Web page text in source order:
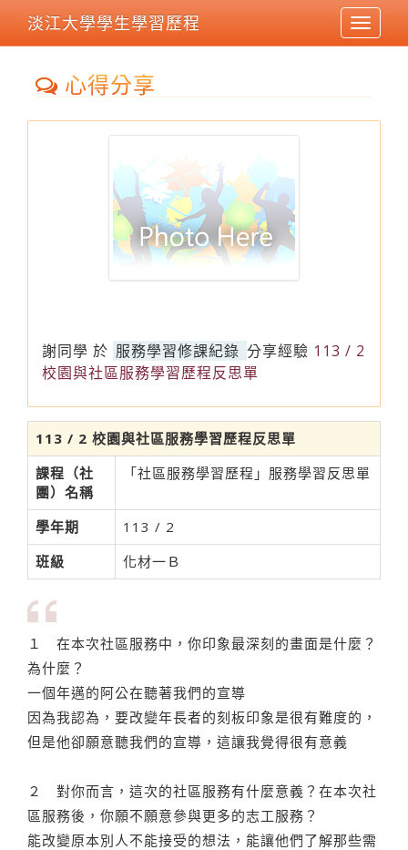
Toggle
淡江大學學生學習歷程
心得分享
謝同學 於 服務學習修課紀錄 分享經驗 113 / 2
校園與社區服務學習歷程反思單
113 / 2 校園與社區服務學習歷程反思單
課程（社
團）名稱
「社區服務學習歷程」服務學習反思單
學年期
113 / 2
班級
化材一Ｂ
１ 在本次社區服務中，你印象最深刻的畫面是什麼？
為什麼？
一個年邁的阿公在聽著我們的宣導
因為我認為，要改變年長者的刻板印象是很有難度的，
但是他卻願意聽我們的宣導，這讓我覺得很有意義
２ 對你而言，這次的社區服務有什麼意義？在本次社
區服務後，你願不願意參與更多的志工服務？
能改變原本別人不能接受的想法，能讓他們了解那些需